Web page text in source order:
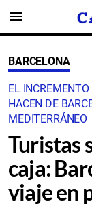
menu
BARCELONA
EL
HACEN DE
MEDITERRÁNEO
Turistas
caja:
viaje en